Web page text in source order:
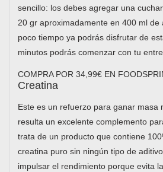
sencillo: los debes agregar una
20 gr aproximadamente en 400 ml de
poco tiempo ya podrás disfrutar de
minutos podrás comenzar con tu
COMPRA POR 34,99€ EN
Creatina
Este es un refuerzo para ganar masa
resulta un excelente complemento
trata de un producto que contiene
creatina puro sin ningún tipo de
impulsar el rendimiento porque evita